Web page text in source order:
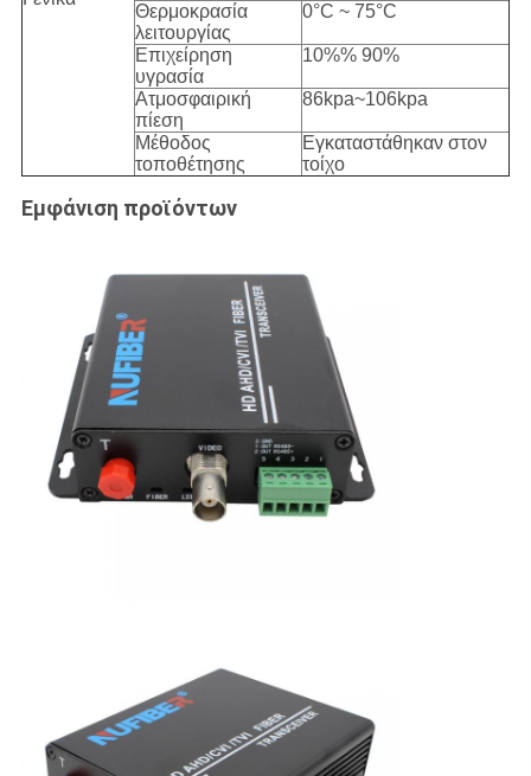
Θερμοκρασία
λειτουργίας
0°C ~ 75°C
Επιχείρηση
υγρασία
10%% 90%
Ατμοσφαιρική
πίεση
86kpa~106kpa
Μέθοδος
τοποθέτησης
Εγκαταστάθηκαν στον
τοίχο
Εμφάνιση προϊόντων